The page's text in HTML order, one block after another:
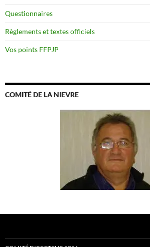
Questionnaires
Règlements et textes officiels
Vos points FFPJP
COMITÉ DE LA NIEVRE